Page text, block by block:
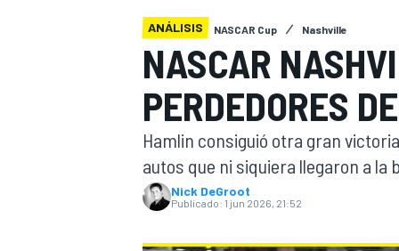
INDYCAR
ANÁLISIS NASCAR Cup Nashville
NASCAR
PERDEDORES
Hamlin consiguió otra gran
autos que ni siquiera llegaron a la
Nick DeGroot
Publicado: 1 jun 2026, 21:52